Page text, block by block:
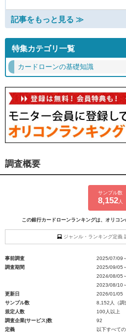
記事をもっと見る ≫
特集カテゴリ一覧
カードローンの基礎知識
調査概要
サンプル数
8,152人
この銀行カードローンランキングは、オリコ
ジャンル・ランキング定義
事前調査
2025/07/09
調査期間
2025/09/05
2024/08/05
2023/08/10
更新日
2026/01/05
サンプル数
8,152人（調
規定人数
100人以上
調査企業(サービス)数
92
定義
以下すべて